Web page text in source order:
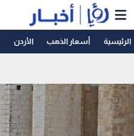
الرئيسية أسعار الذهب الأردن